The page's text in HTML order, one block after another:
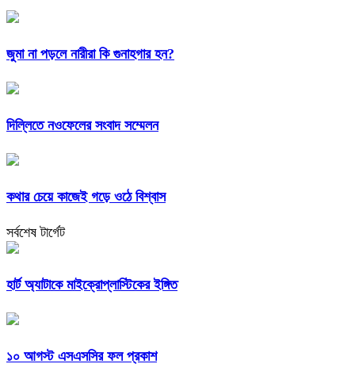
জুমা না পড়লে নারীরা কি গুনাহগার হন?
দিল্লিতে নওফেলের সংবাদ সম্মেলন
কথার চেয়ে কাজেই গড়ে ওঠে বিশ্বাস
সর্বশেষ টার্গেট
হার্ট অ্যাটাকে মাইক্রোপ্লাস্টিকের ইঙ্গিত
১০ আগস্ট এসএসসির ফল প্রকাশ